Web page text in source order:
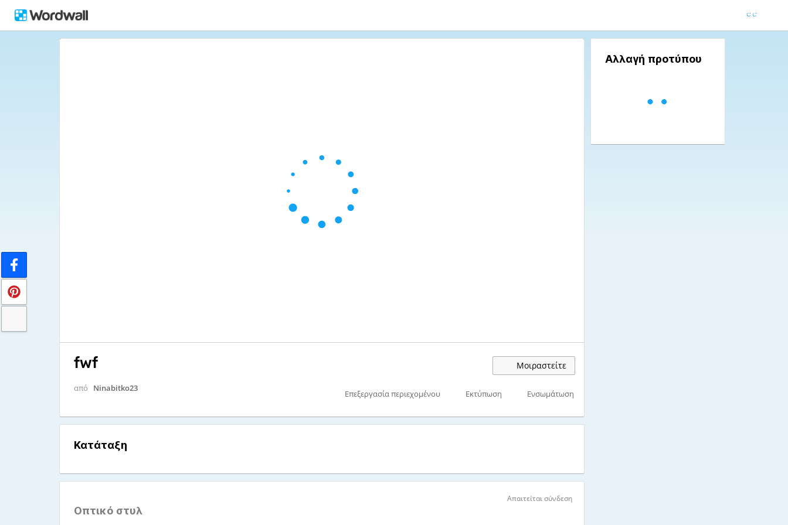
fwf Μοιραστείτε
από Ninabitko23
Επεξεργασία περιεχομένου Εκτύπωση Ενσωμάτωση
Κατάταξη
Απαιτείται σύνδεση
Οπτικό στυλ
Αλλαγή προτύπου